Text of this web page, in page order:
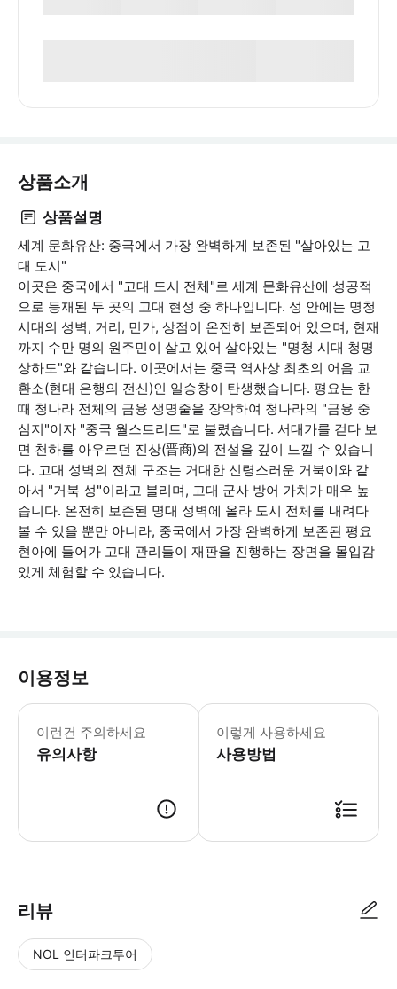
상품소개
상품설명
세계 문화유산: 중국에서 가장 완벽하게 보존된 "살아있는 고
대 도시"
이곳은 중국에서 "고대 도시 전체"로 세계 문화유산에 성공적
으로 등재된 두 곳의 고대 현성 중 하나입니다. 성 안에는 명청
시대의 성벽, 거리, 민가, 상점이 온전히 보존되어 있으며, 현재
까지 수만 명의 원주민이 살고 있어 살아있는 "명청 시대 청명
상하도"와 같습니다. 이곳에서는 중국 역사상 최초의 어음 교
환소(현대 은행의 전신)인 일승창이 탄생했습니다. 평요는 한
때 청나라 전체의 금융 생명줄을 장악하여 청나라의 "금융 중
심지"이자 "중국 월스트리트"로 불렸습니다. 서대가를 걷다 보
면 천하를 아우르던 진상(晋商)의 전설을 깊이 느낄 수 있습니
다. 고대 성벽의 전체 구조는 거대한 신령스러운 거북이와 같
아서 "거북 성"이라고 불리며, 고대 군사 방어 가치가 매우 높
습니다. 온전히 보존된 명대 성벽에 올라 도시 전체를 내려다
볼 수 있을 뿐만 아니라, 중국에서 가장 완벽하게 보존된 평요
현아에 들어가 고대 관리들이 재판을 진행하는 장면을 몰입감
있게 체험할 수 있습니다.
이용정보
이런건 주의하세요
유의사항
핑야오 고성은 중국에서 비교적 잘 보
이렇게 사용하세요
사용방법
리뷰
NOL 인터파크투어